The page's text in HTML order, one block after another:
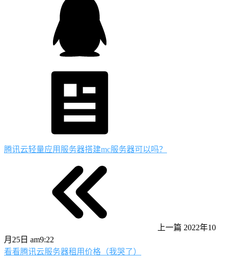
腾讯云轻量应用服务器搭建mc服务器可以吗？
上一篇 2022年10
月25日 am9:22
看看腾讯云服务器租用价格（我哭了）